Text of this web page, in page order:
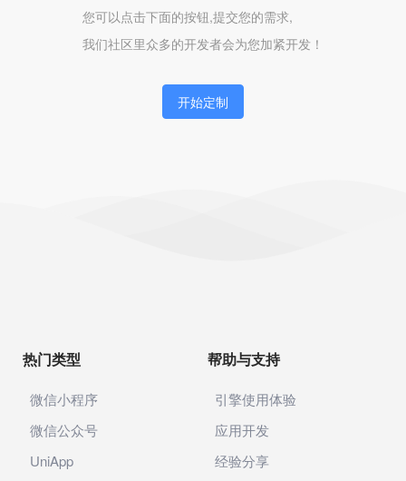
您可以点击下面的按钮,提交您的需求,
我们社区里众多的开发者会为您加紧开发！
开始定制
热门类型
微信小程序
微信公众号
UniApp
帮助与支持
引擎使用体验
应用开发
经验分享